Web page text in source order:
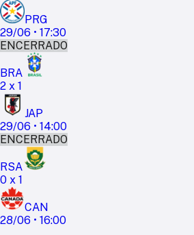
PRG
29/06 • 17:30
ENCERRADO
BRA
2 x 1
JAP
29/06 • 14:00
ENCERRADO
RSA
0 x 1
CAN
28/06 • 16:00